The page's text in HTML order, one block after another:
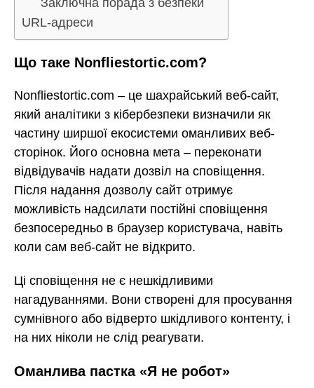
Заключна порада з безпеки
URL-адреси
Що таке Nonfliestortic.com?
Nonfliestortic.com – це шахрайський веб-сайт,
який аналітики з кібербезпеки визначили як
частину ширшої екосистеми оманливих веб-
сторінок. Його основна мета – переконати
відвідувачів надати дозвіл на сповіщення.
Після надання дозволу сайт отримує
можливість надсилати постійні сповіщення
безпосередньо в браузер користувача, навіть
коли сам веб-сайт не відкрито.
Ці сповіщення не є нешкідливими
нагадуваннями. Вони створені для просування
сумнівного або відверто шкідливого контенту, і
на них ніколи не слід реагувати.
Оманлива пастка «Я не робот»